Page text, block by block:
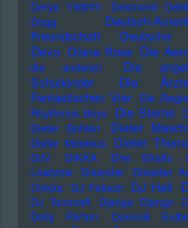
Derya Yildirim
Desmond
Dogg
Deutsch-
Freundschaft
Deutsche
Devo Diana Ross Die
die anderen
Die
Schulkinder
Die
Fantastischen Vier Die
Rhythmus Boys Die Sterne
Dieter Bohlen
Dieter
Dieter Moebius Dieter
DiIV DIKKA Dire Straits
Lowtzow
Disarstar Disaster
Chicks DJ Fetisch DJ Hell
DJ Tomcraft Django Django
Dolly Parton
Dominik